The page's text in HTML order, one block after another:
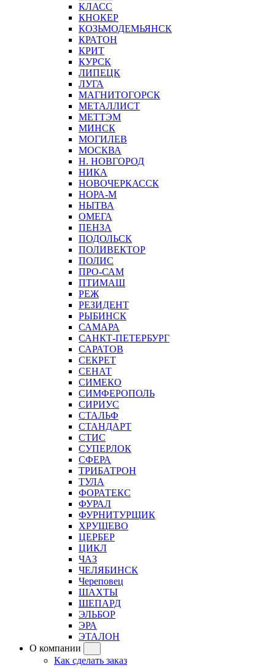
КЛАСС
КНОКЕР
КОЗЬМОДЕМЬЯНСК
КРАТОН
КРИТ
КУРСК
ЛИПЕЦК
ЛУГА
МАГНИТОГОРСК
МЕТАЛЛИСТ
МЕТТЭМ
МИНСК
МОГИЛЕВ
МОСКВА
Н. НОВГОРОД
НИКА
НОВОЧЕРКАССК
НОРА-М
НЫТВА
ОМЕГА
ПЕНЗА
ПОДОЛЬСК
ПОЛИВЕКТОР
ПОЛИС
ПРО-САМ
ПТИМАШ
РЕЖ
РЕЗИДЕНТ
РЫБИНСК
САМАРА
САНКТ-ПЕТЕРБУРГ
САРАТОВ
СЕКРЕТ
СЕНАТ
СИМЕКО
СИМФЕРОПОЛЬ
СИРИУС
СТАЛЬФ
СТАНДАРТ
СТИС
СУПЕРЛОК
СФЕРА
ТРИБАТРОН
ТУЛА
ФОРАТЕКС
ФУРАЛ
ФУРНИТУРЩИК
ХРУЩЕВО
ЦЕРБЕР
ЦИКЛ
ЧАЗ
ЧЕЛЯБИНСК
Череповец
ШАХТЫ
ШЕПАРД
ЭЛЬБОР
ЭРА
ЭТАЛОН
О компании
Как сделать заказ